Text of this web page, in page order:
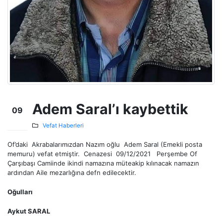
09 Adem Saral’ı kaybettik
Vefat Haberleri
Of’daki Akrabalarımızdan Nazım oğlu Adem Saral (Emekli posta
memuru) vefat etmiştir. Cenazesi 09/12/2021 Perşembe Of
Çarşıbaşı Camiinde ikindi namazına müteakip kılınacak namazın
ardından Aile mezarlığına defn edilecektir.
Oğulları
Aykut SARAL